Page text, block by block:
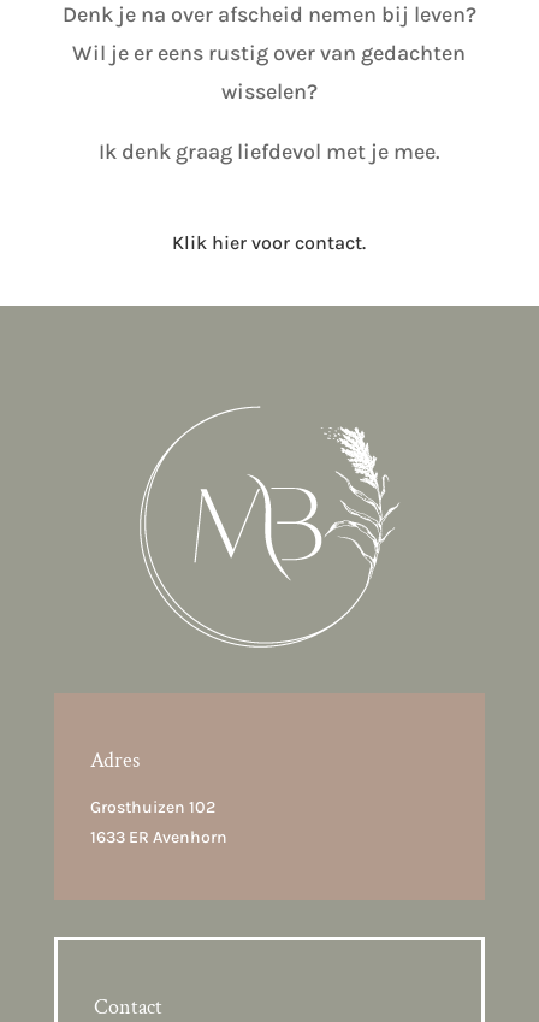
Denk je na over afscheid nemen bij leven?
Wil je er eens rustig over van gedachten
wisselen?
Ik denk graag liefdevol met je mee.
Klik hier voor contact.
Adres
Grosthuizen 102
1633 ER Avenhorn
Contact